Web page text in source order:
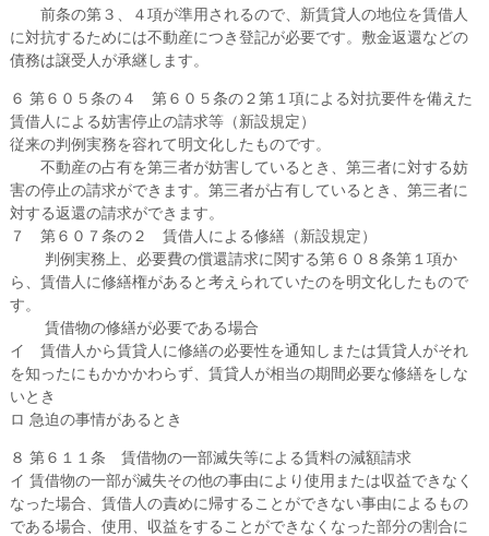
前条の第３、４項が準用されるので、新賃貸人の地位を賃借人
に対抗するためには不動産につき登記が必要です。敷金返還などの
債務は譲受人が承継します。
６ 第６０５条の４ 第６０５条の２第１項による対抗要件を備えた
賃借人による妨害停止の請求等（新設規定）
従来の判例実務を容れて明文化したものです。
不動産の占有を第三者が妨害しているとき、第三者に対する妨
害の停止の請求ができます。第三者が占有しているとき、第三者に
対する返還の請求ができます。
７ 第６０７条の２ 賃借人による修繕（新設規定）
判例実務上、必要費の償還請求に関する第６０８条第１項か
ら、賃借人に修繕権があると考えられていたのを明文化したもので
す。
賃借物の修繕が必要である場合
イ 賃借人から賃貸人に修繕の必要性を通知しまたは賃貸人がそれ
を知ったにもかかかわらず、賃貸人が相当の期間必要な修繕をしな
いとき
ロ 急迫の事情があるとき
８ 第６１１条 賃借物の一部滅失等による賃料の減額請求
イ 賃借物の一部が滅失その他の事由により使用または収益できなく
なった場合、賃借人の責めに帰することができない事由によるもの
である場合、使用、収益をすることができなくなった部分の割合に